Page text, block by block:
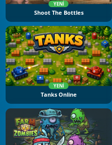
YENI
Shoot The Bottles
YENI
Tanks Online